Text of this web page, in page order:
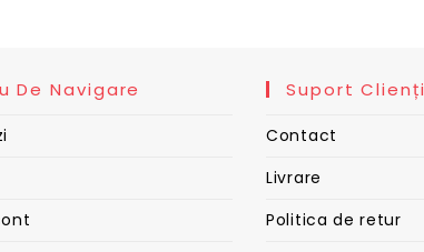
De Navigare Suport Clienți
Contact
Livrare
Politica de retur